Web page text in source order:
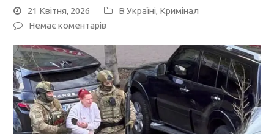
21 Квітня, 2026 В Україні, Кримінал
Немає коментарів